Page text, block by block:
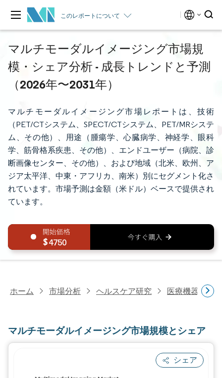
このレポートについて
マルチモーダルイメージング市場規
模・シェア分析 - 成長トレンドと予測
（2026年〜2031年）
マルチモーダルイメージング市場レポートは、技術
（PET/CTシステム、SPECT/CTシステム、PET/MRシステ
ム、その他）、用途（腫瘍学、心臓病学、神経学、眼科
学、筋骨格系疾患、その他）、エンドユーザー（病院、診
断画像センター、その他）、および地域（北米、欧州、ア
ジア太平洋、中東・アフリカ、南米）別にセグメント化さ
れています。市場予測は金額（米ドル）ベースで提供され
ています。
4750
ホーム 市場分析 ヘルスケア研究 医療機器研究
マルチモーダルイメージング市場規模とシェア
シェア